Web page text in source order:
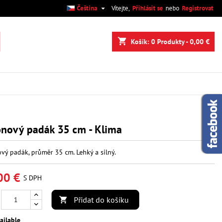
Vítejte, Přihlásit se nebo Registrovat
Čeština 
shopping_cart Košík: 0 Produkty - 0,00 €
padák 35 cm - Klima
padák, průměr 35 cm. Lehký a silný.
€ S DPH
 Přidat do košíku